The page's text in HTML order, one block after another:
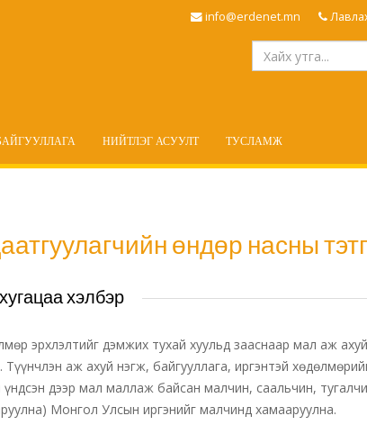
info@erdenet.mn
НИЙТЛЭГ АСУУЛТ ТУСЛАМЖ
өндөр насны
хэлбэр
эрхлэлтийг дэмжих тухай хуульд зааснаар мал аж
Түүнчлэн аж ахуй нэгж, байгууллага, иргэнтэй
үндсэн дээр мал маллаж байсан малчин, саальчин,
Монгол Улсын иргэнийг малчинд хамааруулна.